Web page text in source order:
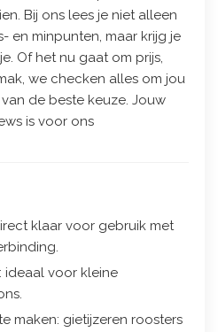
Bij ons lees je niet alleen
en minpunten, maar krijg je
Of het nu gaat om prijs,
we checken alles om jou
de beste keuze. Jouw
is voor ons
klaar voor gebruik met
ideaal voor kleine
maken: gietijzeren roosters